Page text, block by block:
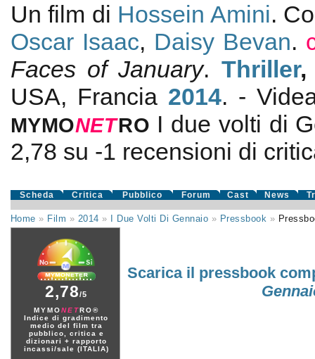
Un film di Hossein Amini.
Oscar Isaac, Daisy Bevan.
Faces of January. Thriller
USA, Francia 2014. -
MYMONETRO I due volti di
2,78 su -1 recensioni di
Scheda Critica Pubblico Forum Cast News
Home » Film » 2014 » I Due Volti Di Gennaio » Pressbook »
2,78/5
MYMONETRO®
Indice di gradimento
medio del film tra
pubblico, critica e
dizionari + rapporto
incassi/sale (ITALIA)
Scarica il pressbook